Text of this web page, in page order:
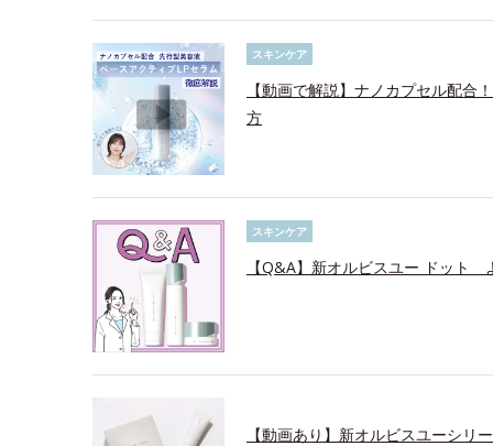
スキンケア
【動画で解説】ナノカプセル配合
方
スキンケア
【Q&A】新オルビスユー ドット
【動画あり】新オルビスユーシリ